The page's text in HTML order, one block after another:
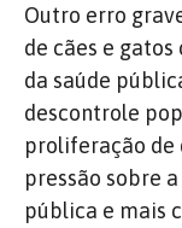
Outro erro
de cães e gatos
da saúde
descontrole
proliferação de
pressão sobre
pública e mais